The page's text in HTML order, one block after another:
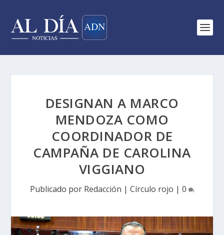
DESIGNAN A MARCO
MENDOZA COMO
COORDINADOR DE
CAMPAÑA DE CAROLINA
VIGGIANO
Publicado por Redacción | Círculo rojo | 0